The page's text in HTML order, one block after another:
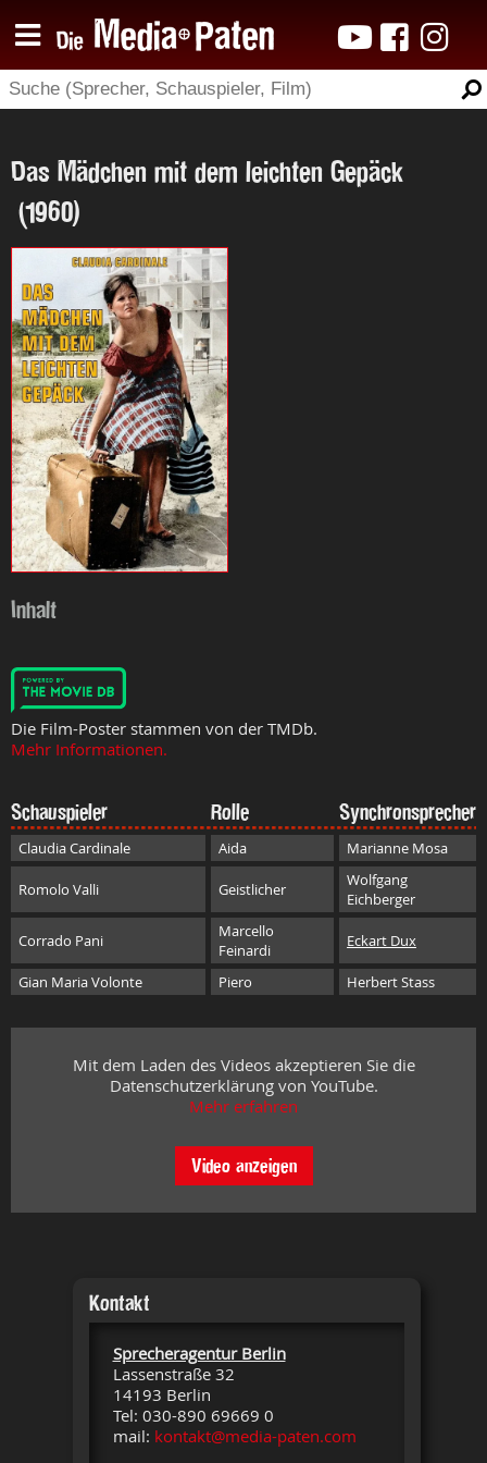
Das Mädchen mit dem leichten Gepäck
(1960)
Inhalt
Die Film-Poster stammen von der TMDb.
Mehr Informationen.
Schauspieler Rolle Synchronsprecher
Claudia Cardinale Aida Marianne Mosa
Romolo Valli Geistlicher
Wolfgang
Eichberger
Corrado Pani
Marcello
Feinardi
Eckart Dux
Gian Maria Volonte Piero Herbert Stass
Mit dem Laden des Videos akzeptieren Sie die
Datenschutzerklärung von YouTube.
Mehr erfahren
Video anzeigen
Kontakt
Sprecheragentur Berlin
Lassenstraße 32
14193 Berlin
Tel: 030-890 69669 0
mail: kontakt@media-paten.com